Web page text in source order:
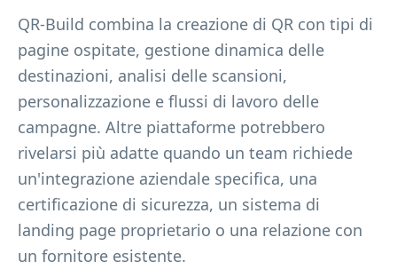
QR-Build combina la creazione di QR con tipi di
pagine ospitate, gestione dinamica delle
destinazioni, analisi delle scansioni,
personalizzazione e flussi di lavoro delle
campagne. Altre piattaforme potrebbero
rivelarsi più adatte quando un team richiede
un'integrazione aziendale specifica, una
certificazione di sicurezza, un sistema di
landing page proprietario o una relazione con
un fornitore esistente.